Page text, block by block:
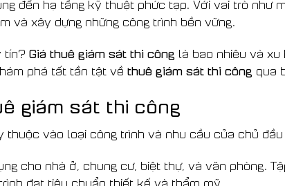
đến hạ tầng kỹ thuật phức tạp. Với vai trò như
và xây dựng những công trình bền vững.
tín? Giá thuê giám sát thi công là bao nhiêu và xu
phá tất tần tật về thuê giám sát thi công qua
giám sát thi công
thuộc vào loại công trình và nhu cầu của chủ
cho nhà ở, chung cư, biệt thự, và văn phòng.
đạt tiêu chuẩn thiết kế và thẩm mỹ.